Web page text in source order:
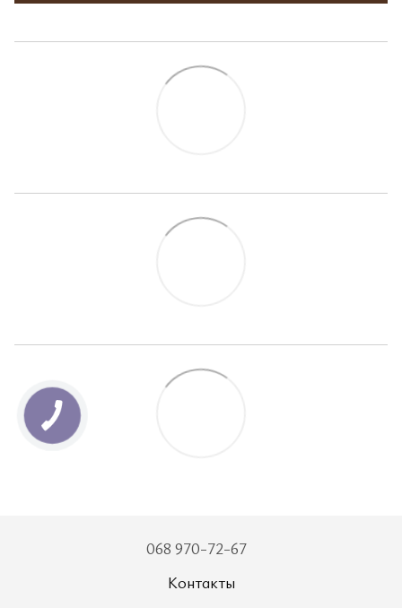
068 970-72-67
Контакты